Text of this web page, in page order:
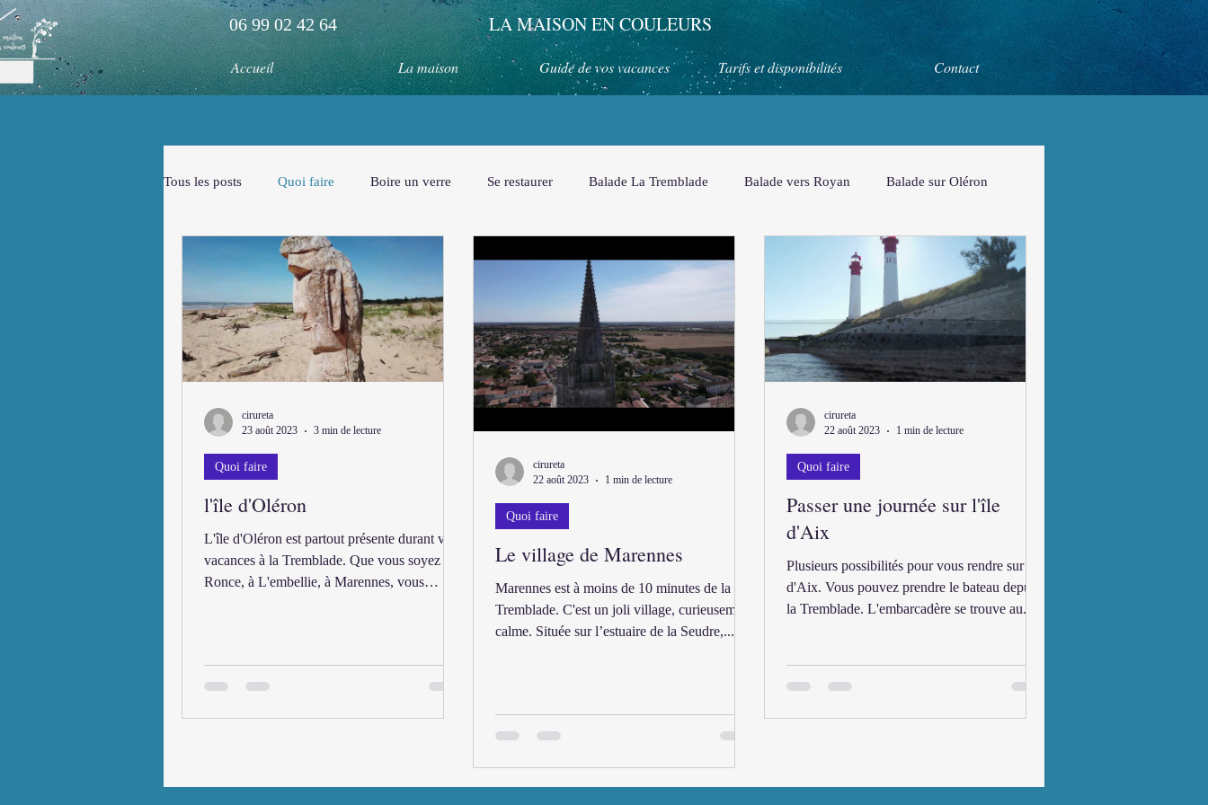
06 99 02 42 64 LA MAISON EN COULEURS
Accueil La maison Guide de vos vacances Tarifs et disponibilités Contact
Tous les posts Quoi faire Boire un verre Se restaurer Balade La Tremblade Balade vers Royan Balade sur Oléron
l'île d'Oléron
L'île d'Oléron est partout présente durant vos
vacances à la Tremblade. Que vous soyez à
Ronce, à L'embellie, à Marennes, vous
Quoi faire
cirureta
23 août 2023
3 min de lecture
Le village de Marennes
Marennes est à moins de 10 minutes de la
Tremblade. C'est un joli village, curieusement
calme. Située sur l’estuaire de la Seudre,...
Quoi faire
cirureta
22 août 2023
1 min de lecture
Passer une journée sur l'île
d'Aix
Plusieurs possibilités pour vous rendre sur l'île
d'Aix. Vous pouvez prendre le bateau depuis
la Tremblade. L'embarcadère se trouve au...
Quoi faire
cirureta
22 août 2023
1 min de lecture